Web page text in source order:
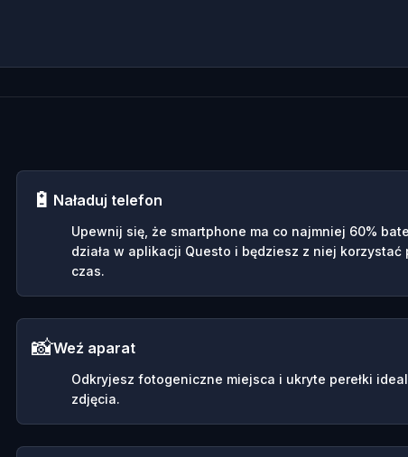
🔋 Naładuj telefon
Upewnij się, że smartphone ma co najmniej 60%
działa w aplikacji Questo i będziesz z niej korzystać
czas.
📸Weź aparat
Odkryjesz fotogeniczne miejsca i ukryte perełki
zdjęcia.